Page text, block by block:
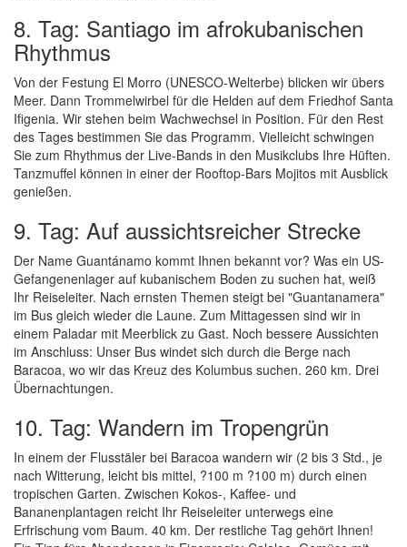
8. Tag: Santiago im afrokubanischen
Rhythmus
Von der Festung El Morro (UNESCO-Welterbe) blicken wir übers
Meer. Dann Trommelwirbel für die Helden auf dem Friedhof Santa
Ifigenia. Wir stehen beim Wachwechsel in Position. Für den Rest
des Tages bestimmen Sie das Programm. Vielleicht schwingen
Sie zum Rhythmus der Live-Bands in den Musikclubs Ihre Hüften.
Tanzmuffel können in einer der Rooftop-Bars Mojitos mit Ausblick
genießen.
9. Tag: Auf aussichtsreicher Strecke
Der Name Guantánamo kommt Ihnen bekannt vor? Was ein US-
Gefangenenlager auf kubanischem Boden zu suchen hat, weiß
Ihr Reiseleiter. Nach ernsten Themen steigt bei "Guantanamera"
im Bus gleich wieder die Laune. Zum Mittagessen sind wir in
einem Paladar mit Meerblick zu Gast. Noch bessere Aussichten
im Anschluss: Unser Bus windet sich durch die Berge nach
Baracoa, wo wir das Kreuz des Kolumbus suchen. 260 km. Drei
Übernachtungen.
10. Tag: Wandern im Tropengrün
In einem der Flusstäler bei Baracoa wandern wir (2 bis 3 Std., je
nach Witterung, leicht bis mittel, ?100 m ?100 m) durch einen
tropischen Garten. Zwischen Kokos-, Kaffee- und
Bananenplantagen reicht Ihr Reiseleiter unterwegs eine
Erfrischung vom Baum. 40 km. Der restliche Tag gehört Ihnen!